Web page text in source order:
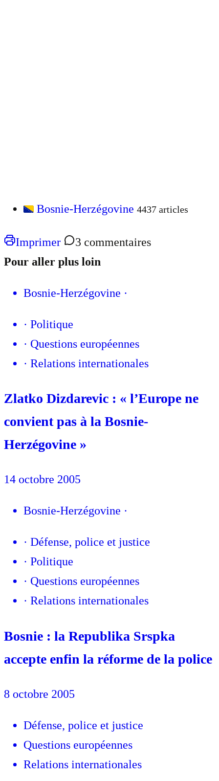
Bosnie-Herzégovine 4437 articles
Imprimer
3 commentaires
Pour aller plus loin
Bosnie-Herzégovine ·
· Politique
· Questions européennes
· Relations internationales
Zlatko Dizdarevic : « l’Europe ne
convient pas à la Bosnie-
Herzégovine »
14 octobre 2005
Bosnie-Herzégovine ·
· Défense, police et justice
· Politique
· Questions européennes
· Relations internationales
Bosnie : la Republika Srspka
accepte enfin la réforme de la police
8 octobre 2005
Défense, police et justice
Questions européennes
Relations internationales